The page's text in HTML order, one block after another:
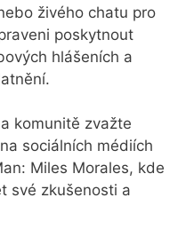
živého chatu pro
poskytnout
hlášeních a
komunitě zvažte
sociálních médiích
Miles Morales, kde
své zkušenosti a